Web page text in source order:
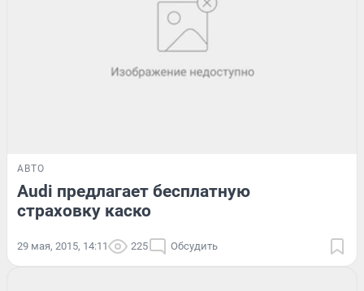
АВТО
Audi предлагает бесплатную
страховку каско
29 мая, 2015, 14:11 225 Обсудить